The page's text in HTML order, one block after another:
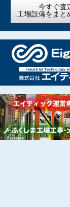
今すぐ査
工場設備をまと